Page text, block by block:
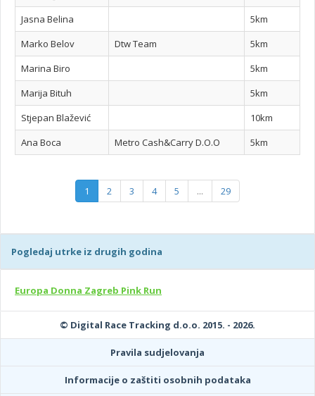
Jasna Belina
5km
Marko Belov
Dtw Team
5km
Marina Biro
5km
Marija Bituh
5km
Stjepan Blažević
10km
Ana Boca
Metro Cash&Carry D.O.O 5km
1 2 3 4 5 ... 29
Pogledaj utrke iz drugih godina
Europa Donna Zagreb Pink Run
© Digital Race Tracking d.o.o. 2015. - 2026.
Pravila sudjelovanja
Informacije o zaštiti osobnih podataka